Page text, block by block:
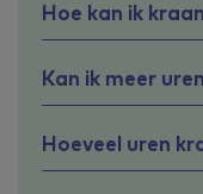
Hoe kan ik
Kan ik meer
Hoeveel uren